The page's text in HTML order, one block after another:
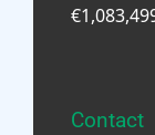
Contact